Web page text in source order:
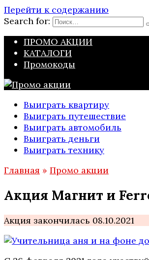
Перейти к содержанию
Search for:
ПРОМО АКЦИИ
КАТАЛОГИ
Промокоды
Выиграть квартиру
Выиграть путешествие
Выиграть автомобиль
Выиграть деньги
Выиграть технику
Главная » Промо акции
Акция Магнит и
Акция закончилась 08.10.2021